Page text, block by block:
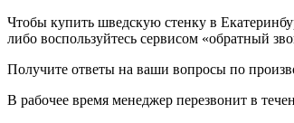
Чтобы купить шведскую стенку в
либо воспользуйтесь сервисом «обратный
Получите ответы на ваши вопросы по
В рабочее время менеджер перезвонит в